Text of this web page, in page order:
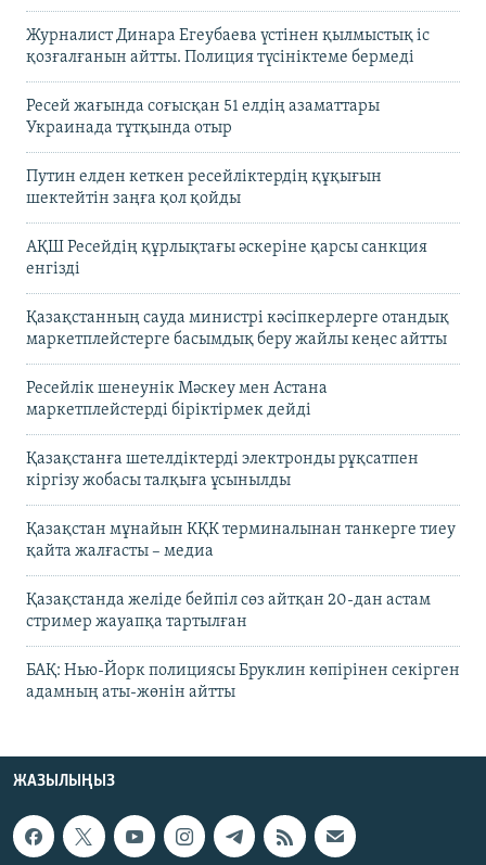
Журналист Динара Егеубаева үстінен қылмыстық іс
қозғалғанын айтты. Полиция түсініктеме бермеді
Ресей жағында соғысқан 51 елдің азаматтары
Украинада тұтқында отыр
Путин елден кеткен ресейліктердің құқығын
шектейтін заңға қол қойды
АҚШ Ресейдің құрлықтағы әскеріне қарсы санкция
енгізді
Қазақстанның сауда министрі кәсіпкерлерге отандық
маркетплейстерге басымдық беру жайлы кеңес айтты
Ресейлік шенеунік Мәскеу мен Астана
маркетплейстерді біріктірмек дейді
Қазақстанға шетелдіктерді электронды рұқсатпен
кіргізу жобасы талқыға ұсынылды
Қазақстан мұнайын КҚК терминалынан танкерге тиеу
қайта жалғасты – медиа
Қазақстанда желіде бейпіл сөз айтқан 20-дан астам
стример жауапқа тартылған
БАҚ: Нью-Йорк полициясы Бруклин көпірінен секірген
адамның аты-жөнін айтты
ЖАЗЫЛЫҢЫЗ